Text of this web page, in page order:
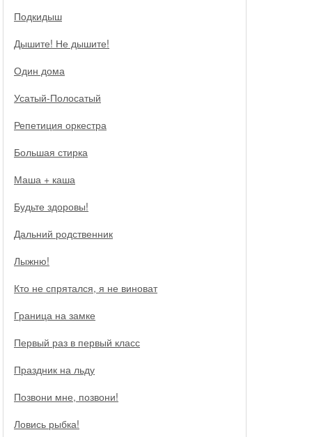
Подкидыш
Дышите! Не дышите!
Один дома
Усатый-Полосатый
Репетиция оркестра
Большая стирка
Маша + каша
Будьте здоровы!
Дальний родственник
Лыжню!
Кто не спрятался, я не виноват
Граница на замке
Первый раз в первый класс
Праздник на льду
Позвони мне, позвони!
Ловись рыбка!